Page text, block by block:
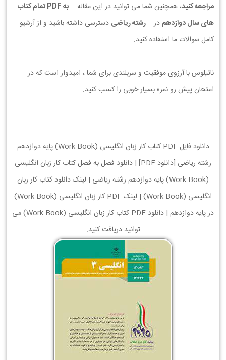
مراجعه کنید، همچنین شما می توانید در این مقاله
به PDF تمام کتاب
های سال دوازدهم در رشته ریاضی دسترسی داشته باشید و از آرشیو
کامل سوالات ما استفاده کنید.
ناتیلوس با آرزوی موفقیت و سربلندی برای شما ، امیدوار است که در
امتحان پیش رو نمره بسیار خوبی را کسب کنید.
دانلود فایل PDF کتاب کار زبان انگليسی (Work Book) پایه دوازدهم
رشته ریاضی [دانلود PDF] | دانلود فصل به فصل کتاب کار زبان انگليسی
(Work Book) پایه دوازدهم رشته ریاضی | لینک دانلود کتاب کار زبان
انگليسی (Work Book) | لینک PDF کار زبان انگليسی (Work Book)
در پایه دوازدهم | دانلود PDF کتاب کار زبان انگليسی (Work Book) می
توانید دریافت کنید.